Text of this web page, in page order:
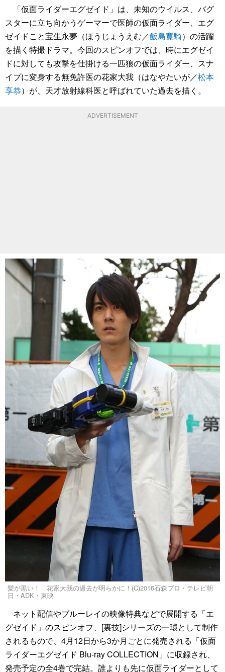
「仮面ライダーエグゼイド」は、未知のウイルス、バグ
スターに立ち向かうゲーマーで医師の仮面ライダー、エグ
ゼイドこと宝生永夢（ほうじょうえむ／飯島寛騎）の活躍
を描く特撮ドラマ。今回のスピンオフでは、時にエグゼイ
ドに対しても攻撃を仕掛ける一匹狼の仮面ライダー、スナ
イプに変身する無免許医の花家大我（はなやたいが／松本
享恭）が、天才放射線科医と呼ばれていた過去を描く。
ADVERTISEMENT
髪が黒い！ 花家大我の過去が明らかに！(C)2016石森プロ・テレビ朝
日・ADK・東映
ネット配信やブルーレイの映像特典などで展開する「エ
グゼイド」のスピンオフ、[裏技]シリーズの一環として制作
されるもので、4月12日から3か月ごとに発売される「仮面
ライダーエグゼイド Blu-ray COLLECTION」に収録され、
発売予定の全4巻で完結。誰よりも先に仮面ライダーとして